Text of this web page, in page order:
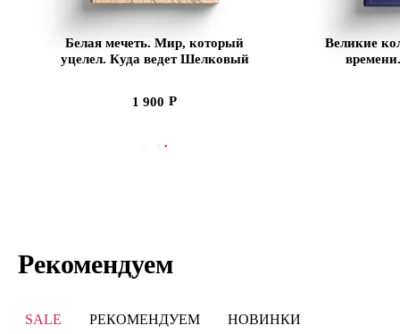
Белая мечеть. Мир, который
уцелел. Куда ведет Шелковый
1 900
В КОРЗИНУ
Великие
Рекомендуем
SALE РЕКОМЕНДУЕМ НОВИНКИ